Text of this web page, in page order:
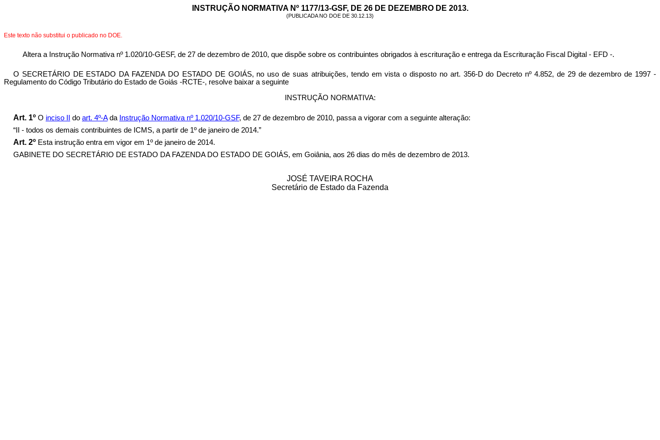
INSTRUÇÃONORMATIVA Nº 1177/13-GSF, DE 26 DE DEZEMBRO DE 2013.
(PUBLICADA NO DOE DE 30.12.13)
Este texto não substitui o publicado no DOE.
Altera a Instrução Normativa nº 1.020/10-GESF, de 27 de dezembro de 2010, que dispõe sobre os contribuintes obrigados à escrituração e entrega da Escrituração Fiscal Digital - EFD -.
O SECRETÁRIO DE ESTADO DA FAZENDA DO ESTADO DE GOIÁS, no uso de suas atribuições, tendo em vista o disposto no art. 356-D do Decreto nº 4.852, de 29 de dezembro de 1997 -
Regulamento do Código Tributário do Estado de Goiás -RCTE-, resolve baixar a seguinte
INSTRUÇÃO NORMATIVA:
Art. 1º O inciso II do art. 4º-Ada Instrução Normativa nº 1.020/10-GSF, de 27 de dezembro de 2010, passa a vigorar com a seguinte alteração:
“II - todos os demais contribuintes de ICMS, a partir de 1º de janeiro de 2014.”
Art. 2º Esta instrução entra em vigor em 1º de janeiro de 2014.
GABINETE DO SECRETÁRIO DE ESTADO DA FAZENDA DO ESTADO DE GOIÁS, em Goiânia, aos 26 dias do mês de dezembro de 2013.
JOSÉ TAVEIRA ROCHA
Secretário de Estado da Fazenda